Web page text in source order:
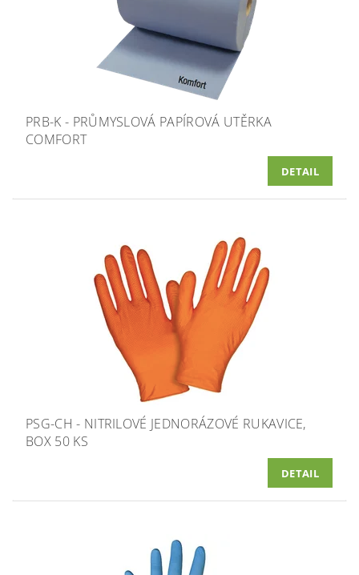
PRB-K - PRŮMYSLOVÁ PAPÍROVÁ UTĚRKA
COMFORT
DETAIL
PSG-CH - NITRILOVÉ JEDNORÁZOVÉ RUKAVICE,
BOX 50 KS
DETAIL